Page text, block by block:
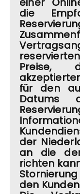
die
Preise,
für den
Datums
der
an die
richten
den Kunden